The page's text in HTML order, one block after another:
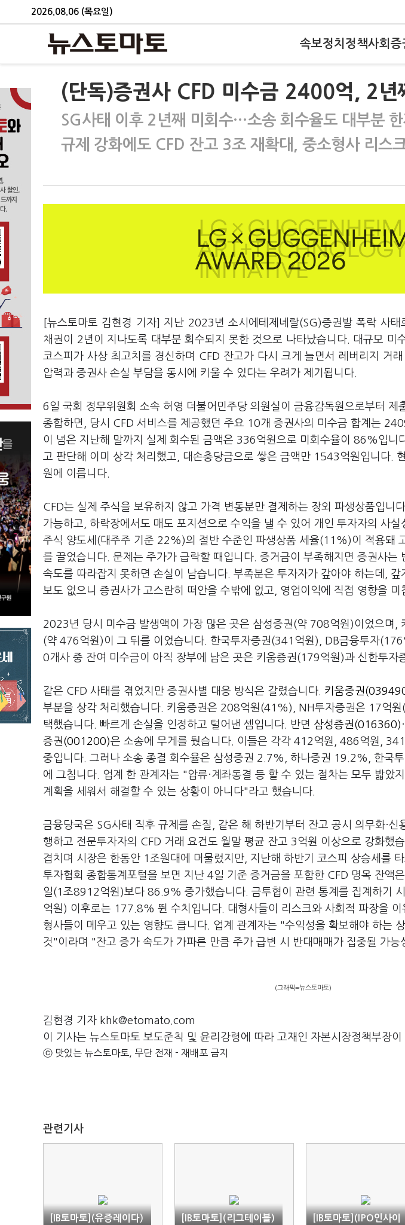
2026.08.06 (목요일)
속보정치 정책사회 증
(단독)증권사 CFD 미수금 2400억, 2
SG사태 이후 2년째 미회수…소송 회수율도 대부분
규제 강화에도 CFD 잔고 3조 재확대, 중소형사 리스
[뉴스토마토 김현경 기자] 지난 2023년 소시에테제네랄(SG)증권발 폭락 사태
채권이 2년이 지나도록 대부분 회수되지 못한 것으로 나타났습니다. 대규모 미
코스피가 사상 최고치를 경신하며 CFD 잔고가 다시 크게 늘면서 레버리지 거
압력과 증권사 손실 부담을 동시에 키울 수 있다는 우려가 제기됩니다.
6일 국회 정무위원회 소속 허영 더불어민주당 의원실이 금융감독원으로부터 제
종합하면, 당시 CFD 서비스를 제공했던 주요 10개 증권사의 미수금 합계는
이 넘은 지난해 말까지 실제 회수된 금액은 336억원으로 미회수율이 86%입니
고 판단해 이미 상각 처리했고, 대손충당금으로 쌓은 금액만 1543억원입니다.
원에 이릅니다.
CFD는 실제 주식을 보유하지 않고 가격 변동분만 결제하는 장외 파생상품입니
가능하고, 하락장에서도 매도 포지션으로 수익을 낼 수 있어 개인 투자자의 사실
주식 양도세(대주주 기준 22%)의 절반 수준인 파생상품 세율(11%)이 적용돼
를 끌었습니다. 문제는 주가가 급락할 때입니다. 증거금이 부족해지면 증권사는
속도를 따라잡지 못하면 손실이 남습니다. 부족분은 투자자가 갚아야 하는데,
보도 없으니 증권사가 고스란히 떠안을 수밖에 없고, 영업이익에 직접 영향을 미
2023년 당시 미수금 발생액이 가장 많은 곳은 삼성증권(약 708억원)이었으며,
(약 476억원)이 그 뒤를 이었습니다. 한국투자증권(341억원), DB금융투자(176
0개사 중 잔여 미수금이 아직 장부에 남은 곳은 키움증권(179억원)과 신한투
같은 CFD 사태를 겪었지만 증권사별 대응 방식은 갈렸습니다. 키움증권
부분을 상각 처리했습니다. 키움증권은 208억원(41%), NH투자증권은 17억
택했습니다. 빠르게 손실을 인정하고 털어낸 셈입니다. 반면 삼성증권(016360)
증권(001200)은 소송에 무게를 뒀습니다. 이들은 각각 412억원, 486억원,
중입니다. 그러나 소송 종결 회수율은 삼성증권 2.7%, 하나증권 19.2%, 한국
에 그칩니다. 업계 한 관계자는 "압류·계좌동결 등 할 수 있는 절차는 모두 밟았
계획을 세워서 해결할 수 있는 상황이 아니다"라고 했습니다.
금융당국은 SG사태 직후 규제를 손질, 같은 해 하반기부터 잔고 공시 의무화·신
행하고 전문투자자의 CFD 거래 요건도 월말 평균 잔고 3억원 이상으로 강화했
겹치며 시장은 한동안 1조원대에 머물렀지만, 지난해 하반기 코스피 상승세를
투자협회 종합통계포털을 보면 지난 4일 기준 증거금을 포함한 CFD 명목 잔액
일(1조8912억원)보다 86.9% 증가했습니다. 금투협이 관련 통계를 집계하기
억원) 이후로는 177.8% 뛴 수치입니다. 대형사들이 리스크와 사회적 파장을
형사들이 메우고 있는 영향도 큽니다. 업계 관계자는 "수익성을 확보해야 하는
것"이라며 "잔고 증가 속도가 가파른 만큼 주가 급변 시 반대매매가 집중될 가능
(그래픽=뉴스토마토)
김현경 기자 khk@etomato.com
이 기사는 뉴스토마토 보도준칙 및 윤리강령에 따라 고재인 자본시장정책부장이
ⓒ 맛있는 뉴스토마토, 무단 전재 - 재배포 금지
관련기사
[IB토마토](유증레이다)
[IB토마토](리그테이블)
[IB토마토](IPO인사이